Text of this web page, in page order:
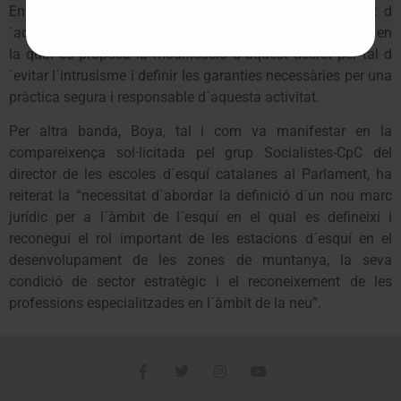
En aquest mateix sentit, el portaveu socialista ha estat d
´acord mitjançant una transacció amb el grup proposant en
la qual es proposa la modificació d´aquest decret per tal d
´evitar l´intrusisme i definir les garanties necessàries per una
pràctica segura i responsable d´aquesta activitat.
Per altra banda, Boya, tal i com va manifestar en la
compareixença sol·licitada pel grup Socialistes-CpC del
director de les escoles d´esquí catalanes al Parlament, ha
reiterat la “necessitat d´abordar la definició d´un nou marc
jurídic per a l´àmbit de l´esquí en el qual es defineixi i
reconegui el rol important de les estacions d´esquí en el
desenvolupament de les zones de muntanya, la seva
condició de sector estratègic i el reconeixement de les
professions especialitzades en l´àmbit de la neu”.